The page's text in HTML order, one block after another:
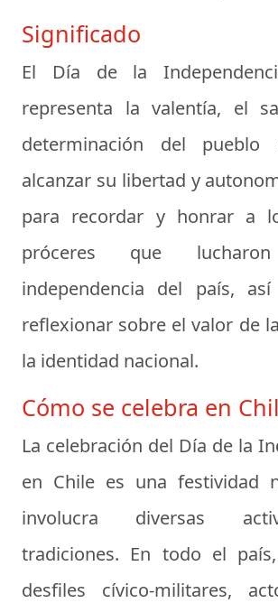
Significado
El Día de la
representa la valentía, el
determinación del pueblo
alcanzar su libertad y
para recordar y honrar a
próceres que
independencia del país,
reflexionar sobre el valor de
la identidad nacional.
Cómo se celebra en
La celebración del Día de la
en Chile es una festividad
involucra diversas
tradiciones. En todo el
desfiles cívico-militares,